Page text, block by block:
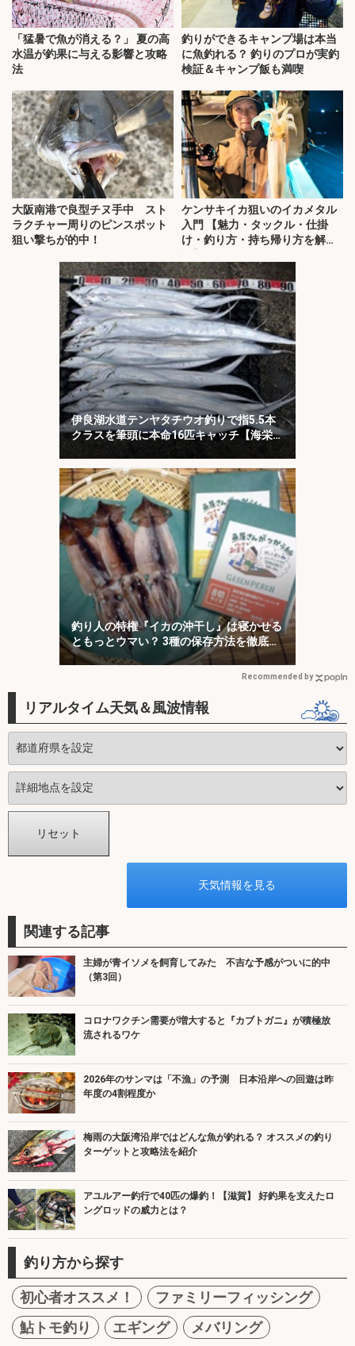
「猛暑で魚が消える？」 夏の高
水温が釣果に与える影響と攻略
法
釣りができるキャンプ場は本当
に魚釣れる？ 釣りのプロが実釣
検証＆キャンプ飯も満喫
大阪南港で良型チヌ手中 スト
ラクチャー周りのピンスポット
狙い撃ちが的中！
ケンサキイカ狙いのイカメタル
入門 【魅力・タックル・仕掛
け・釣り方・持ち帰り方を解
伊良湖水道テンヤタチウオ釣りで指5.5本
クラスを筆頭に本命16匹キャッチ【海栄
釣り人の特権『イカの沖干し』は寝かせる
ともっとウマい？ 3種の保存方法を徹底検
証
Recommended by
リアルタイム天気＆風波情報
関連する記事
主婦が青イソメを飼育してみた 不吉な予感がついに的中
（第3回）
コロナワクチン需要が増大すると『カブトガニ』が積極放
流されるワケ
2026年のサンマは「不漁」の予測 日本沿岸への回遊は昨
年度の4割程度か
梅雨の大阪湾沿岸ではどんな魚が釣れる？ オススメの釣り
ターゲットと攻略法を紹介
アユルアー釣行で40匹の爆釣！【滋賀】 好釣果を支えたロ
ングロッドの威力とは？
釣り方から探す
初心者オススメ！
ファミリーフィッシング
鮎トモ釣り
エギング メバリング